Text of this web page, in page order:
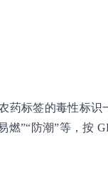
药标签的毒性标
燃”“防潮”等，按